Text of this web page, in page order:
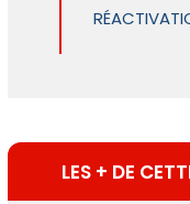
LES + DE